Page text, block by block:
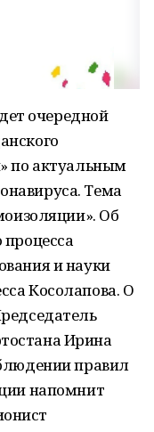
очередной
по актуальным
Тема
Об
процесса
и науки
Косолапова. О
Ирина
правил
напомнит